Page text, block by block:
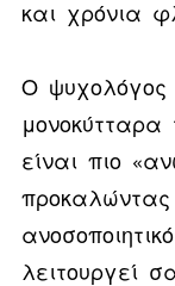
και χρόνια
Ο ψυχολόγος
είναι πιο
λειτουργεί